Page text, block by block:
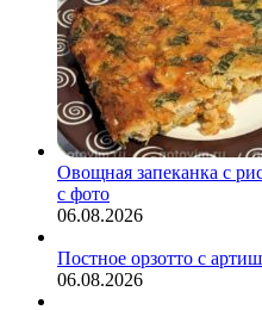
Овощная запеканка с
с фото
06.08.2026
Постное орзотто с
06.08.2026